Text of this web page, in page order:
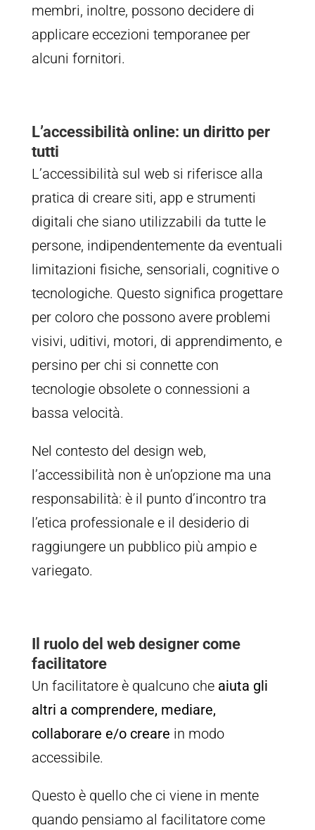
membri, inoltre, possono decidere di
applicare eccezioni temporanee per
alcuni fornitori.
L’accessibilità online: un diritto per
tutti
L’accessibilità sul web si riferisce alla
pratica di creare siti, app e strumenti
digitali che siano utilizzabili da tutte le
persone, indipendentemente da eventuali
limitazioni fisiche, sensoriali, cognitive o
tecnologiche. Questo significa progettare
per coloro che possono avere problemi
visivi, uditivi, motori, di apprendimento, e
persino per chi si connette con
tecnologie obsolete o connessioni a
bassa velocità.
Nel contesto del design web,
l’accessibilità non è un’opzione ma una
responsabilità: è il punto d’incontro tra
l’etica professionale e il desiderio di
raggiungere un pubblico più ampio e
variegato.
Il ruolo del web designer come
facilitatore
Un facilitatore è qualcuno che aiuta gli
altri a comprendere, mediare,
collaborare e/o creare in modo
accessibile.
Questo è quello che ci viene in mente
quando pensiamo al facilitatore come